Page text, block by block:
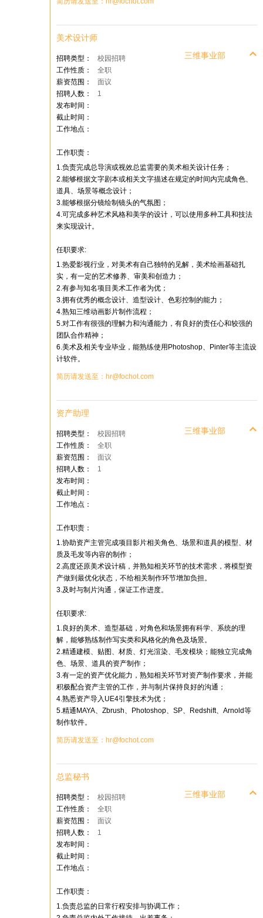
美术设计师
三维事业部
招聘类型：
校园招聘
工作性质：
全职
薪资范围：
面议
招聘人数：
1
发布时间：
截止时间：
工作地点：
工作职责：
1.负责完成总导演或视效总监需要的美术相关设计任务；
2.能够根据文字剧本或相关文字描述在规定的时间内完成角色、
道具、场景等概念设计；
3.能够根据分镜绘制镜头的气氛图；
4.可完成多种艺术风格和美学的设计，可以使用多种工具和技法
来实现设计。
任职要求:
1.热爱影视行业，对美术有自己独特的见解，美术绘画基础扎
实，有一定的艺术修养、审美和创造力；
2.有参与知名项目美术工作者为优；
3.拥有优秀的概念设计、造型设计、色彩控制的能力；
4.熟知三维动画影片制作流程；
5.对工作有很强的理解力和沟通能力，有良好的责任心和较强的
团队合作精神；
6.美术及相关专业毕业，能熟练使用Photoshop、Pinter等主流设
计软件。
简历请发送至：hr@fochot.com
资产助理
三维事业部
招聘类型：
校园招聘
工作性质：
全职
薪资范围：
面议
招聘人数：
1
发布时间：
截止时间：
工作地点：
工作职责：
1.协助资产主管完成项目影片相关角色、场景和道具的模型、材
质及毛发等内容的制作；
2.高度还原美术设计稿，并熟知相关环节的技术需求，将模型资
产做到最优化状态，不给相关制作环节增加负担。
3.及时与制片沟通，保证工作进度。
任职要求:
1.良好的美术、造型基础，对角色和场景拥有科学、系统的理
解，能够熟练制作写实类和风格化的角色及场景。
2.精通建模、贴图、材质、灯光渲染、毛发模块；能独立完成角
色、场景、道具的资产制作；
3.有一定的资产优化能力，熟知相关环节对资产制作要求，并能
积极配合资产主管的工作，并与制片保持良好的沟通；
4.熟悉资产导入UE4引擎技术为优；
5.精通MAYA、Zbrush、Photoshop、SP、Redshift、Arnold等
制作软件。
简历请发送至：hr@fochot.com
总监秘书
三维事业部
招聘类型：
校园招聘
工作性质：
全职
薪资范围：
面议
招聘人数：
1
发布时间：
截止时间：
工作地点：
工作职责：
1.负责总监的日常行程安排与协调工作；